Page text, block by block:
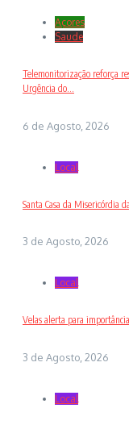
Açores
Saude
Telemonitorização reforça
Urgência do...
6 de Agosto, 2026
Local
Santa Casa da Misericórdia
3 de Agosto, 2026
Local
Velas alerta para
3 de Agosto, 2026
Local